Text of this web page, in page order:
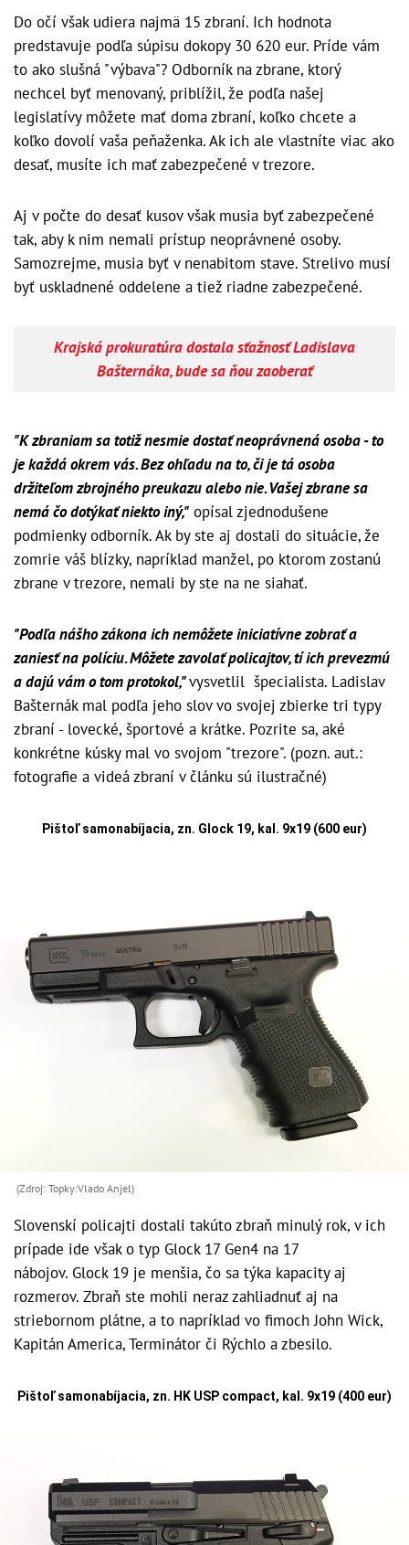
Do očí však udiera najmä 15 zbraní. Ich hodnota
predstavuje podľa súpisu dokopy 30 620 eur. Príde vám
to ako slušná "výbava"? Odborník na zbrane, ktorý
nechcel byť menovaný, priblížil, že podľa našej
legislatívy môžete mať doma zbraní, koľko chcete a
koľko dovolí vaša peňaženka. Ak ich ale vlastníte viac ako
desať, musíte ich mať zabezpečené v trezore.
Aj v počte do desať kusov však musia byť zabezpečené
tak, aby k nim nemali prístup neoprávnené osoby.
Samozrejme, musia byť v nenabitom stave. Strelivo musí
byť uskladnené oddelene a tiež riadne zabezpečené.
Krajská prokuratúra dostala sťažnosť Ladislava
Bašternáka, bude sa ňou zaoberať
"K zbraniam sa totiž nesmie dostať neoprávnená osoba - to
je každá okrem vás. Bez ohľadu na to, či je tá osoba
držiteľom zbrojného preukazu alebo nie. Vašej zbrane sa
nemá čo dotýkať niekto iný," opísal zjednodušene
podmienky odborník. Ak by ste aj dostali do situácie, že
zomrie váš blízky, napríklad manžel, po ktorom zostanú
zbrane v trezore, nemali by ste na ne siahať.
"Podľa nášho zákona ich nemôžete iniciatívne zobrať a
zaniesť na políciu. Môžete zavolať policajtov, tí ich prevezmú
a dajú vám o tom protokol,"vysvetlil špecialista. Ladislav
Bašternák mal podľa jeho slov vo svojej zbierke tri typy
zbraní - lovecké, športové a krátke. Pozrite sa, aké
konkrétne kúsky mal vo svojom "trezore". (pozn. aut.:
fotografie a videá zbraní v článku sú ilustračné)
Pištoľ samonabíjacia, zn. Glock 19, kal. 9x19 (600 eur)
(Zdroj: Topky:Vlado Anjel)
Slovenskí policajti dostali takúto zbraň minulý rok, v ich
prípade ide však o typ Glock 17 Gen4 na 17
nábojov. Glock 19 je menšia, čo sa týka kapacity aj
rozmerov. Zbraň ste mohli neraz zahliadnuť aj na
striebornom plátne, a to napríklad vo fimoch John Wick,
Kapitán America, Terminátor či Rýchlo a zbesilo.
Pištoľ samonabíjacia, zn. HK USP compact, kal. 9x19 (400 eur)